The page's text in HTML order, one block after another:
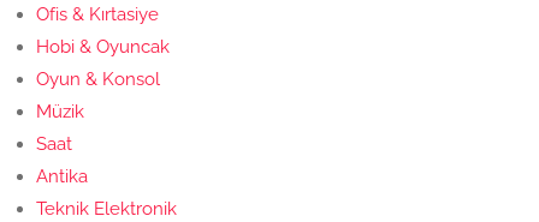
Ofis & Kırtasiye
Hobi & Oyuncak
Oyun & Konsol
Müzik
Saat
Antika
Teknik Elektronik